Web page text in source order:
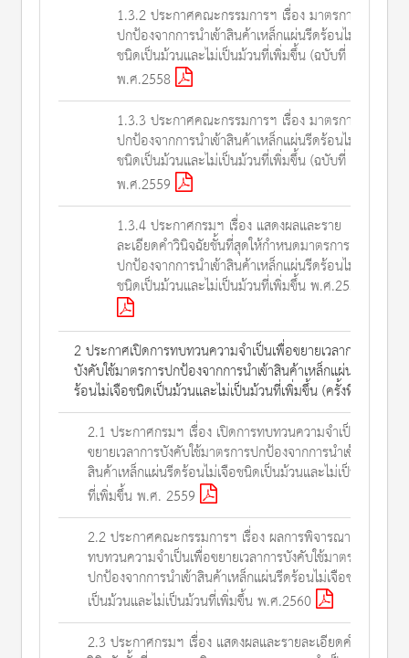
1.3.2 ประกาศคณะกรรมการฯ เรื่อง มาตรการ
ปกป้องจากการนำเข้าสินค้าเหล็กแผ่นรีดร้อนไม่เจือ
ชนิดเป็นม้วนและไม่เป็นม้วนที่เพิ่มขึ้น (ฉบับที่ 2)
พ.ศ.2558
1.3.3 ประกาศคณะกรรมการฯ เรื่อง มาตรการ
ปกป้องจากการนำเข้าสินค้าเหล็กแผ่นรีดร้อนไม่เจือ
ชนิดเป็นม้วนและไม่เป็นม้วนที่เพิ่มขึ้น (ฉบับที่ 3)
พ.ศ.2559
1.3.4 ประกาศกรมฯ เรื่อง แสดงผลและราย
ละเอียดคำวินิจฉัยชั้นที่สุดให้กำหนดมาตรการ
ปกป้องจากการนำเข้าสินค้าเหล็กแผ่นรีดร้อนไม่เจือ
ชนิดเป็นม้วนและไม่เป็นม้วนที่เพิ่มขึ้น พ.ศ.2558
2 ประกาศเปิดการทบทวนความจำเป็นเพื่อขยายเวลาการ
บังคับใช้มาตรการปกป้องจากการนำเข้าสินค้าเหล็กแผ่นรีด
ร้อนไม่เจือชนิดเป็นม้วนและไม่เป็นม้วนที่เพิ่มขึ้น (ครั้งที่ 1)
2.1 ประกาศกรมฯ เรื่อง เปิดการทบทวนความจำเป็นเพื่อ
ขยายเวลาการบังคับใช้มาตรการปกป้องจากการนำเข้า
สินค้าเหล็กแผ่นรีดร้อนไม่เจือชนิดเป็นม้วนและไม่เป็นม้วน
ที่เพิ่มขึ้น พ.ศ. 2559
2.2 ประกาศคณะกรรมการฯ เรื่อง ผลการพิจารณา
ทบทวนความจำเป็นเพื่อขยายเวลาการบังคับใช้มาตรการ
ปกป้องจากการนำเข้าสินค้าเหล็กแผ่นรีดร้อนไม่เจือชนิด
เป็นม้วนและไม่เป็นม้วนที่เพิ่มขึ้น พ.ศ.2560
2.3 ประกาศกรมฯ เรื่อง แสดงผลและรายละเอียดคำ